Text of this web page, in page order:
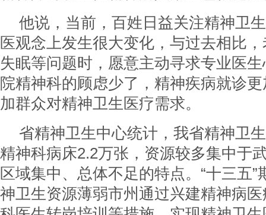
他说，当前，百姓日益关注精神卫
医观念上发生很大变化，与过去相比
失眠等问题时，愿意主动寻求专业医
院精神科的顾虑少了，精神疾病就诊
加群众对精神卫生医疗需求。
省精神卫生中心统计，我省精神卫
精神科病床2.2万张，资源较多集中于
区域集中、总体不足的特点。“十三五
神卫生资源薄弱市州通过兴建精神病